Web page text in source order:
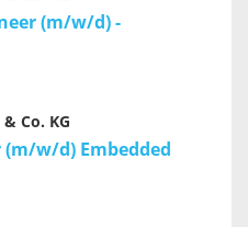
(m/w/d) -
Co. KG
w/d) Embedded